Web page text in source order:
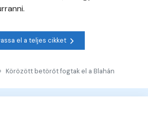
el a teljes cikket
Körözött betörőt fogtak el a Blahán